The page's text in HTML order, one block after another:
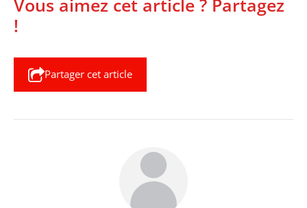
Vous aimez cet article ? Partagez
!
Partager cet article